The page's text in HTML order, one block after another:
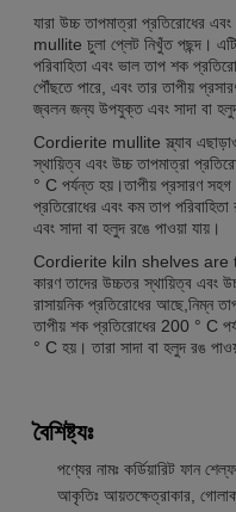
যারা উচ্চ তাপমাত্রা প্রতিরোধের
mullite চুলা প্লেট নিখুঁত পছন্দ।
পরিবাহিতা এবং ভাল তাপ শক
পৌঁছতে পারে, এবং তার তাপীয়
জ্বলন জন্য উপযুক্ত এবং সাদা বা
Cordierite mullite স্ল্যাব এছাড়াও
স্থায়িত্ব এবং উচ্চ তাপমাত্রা
° C পর্যন্ত হয়।তাপীয় প্রসারণ
প্রতিরোধের এবং কম তাপ
এবং সাদা বা হলুদ রঙে পাওয়া যায়।
Cordierite kiln shelves are
কারণ তাদের উচ্চতর স্থায়িত্ব এবং
রাসায়নিক প্রতিরোধের আছে,নিম্ন
তাপীয় শক প্রতিরোধের 200 ° C
° C হয়। তারা সাদা বা হলুদ রঙ
বৈশিষ্ট্যঃ
পণ্যের নামঃ কর্ডিয়ারিট ফান শেল্ফ
আকৃতিঃ আয়তক্ষেত্রাকার,